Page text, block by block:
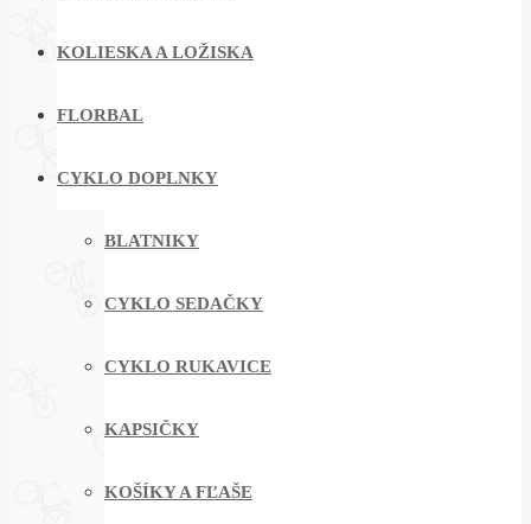
KOLIESKA A LOŽISKA
FLORBAL
CYKLO DOPLNKY
BLATNIKY
CYKLO SEDAČKY
CYKLO RUKAVICE
KAPSIČKY
KOŠÍKY A FĽAŠE